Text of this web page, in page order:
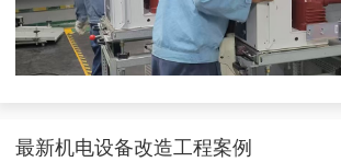
最新机电设备改造工程案例